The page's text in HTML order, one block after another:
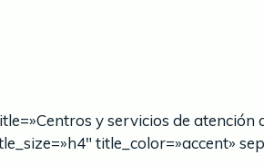
y servicios de atención
title_color=»accent»